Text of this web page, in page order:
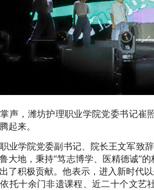
声，潍坊护理职业学院党委书记崔
起来。
业学院党委副书记、院长王文军致
大地，秉持“笃志博学、医精德诚”
了积极贡献。他表示，进入新时代
托十余门非遗课程、近二十个文